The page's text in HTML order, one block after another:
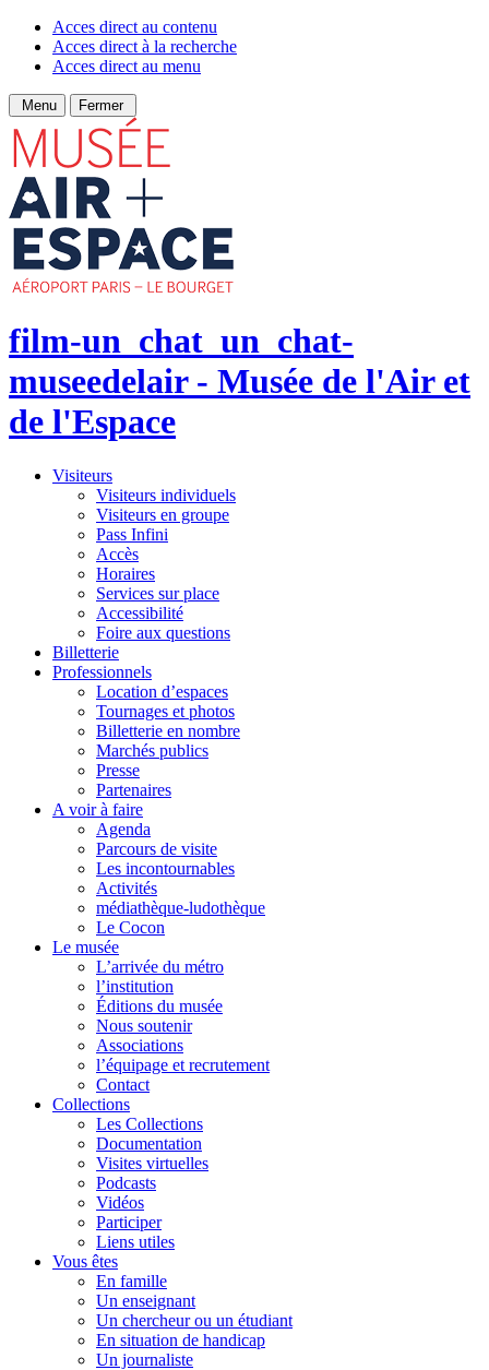
Acces direct au contenu
Acces direct à la recherche
Acces direct au menu
Menu Fermer
film-un_chat_un_chat-
museedelair - Musée de l'Air et
de l'Espace
Visiteurs
Visiteurs individuels
Visiteurs en groupe
Pass Infini
Accès
Horaires
Services sur place
Accessibilité
Foire aux questions
Billetterie
Professionnels
Location d’espaces
Tournages et photos
Billetterie en nombre
Marchés publics
Presse
Partenaires
A voir à faire
Agenda
Parcours de visite
Les incontournables
Activités
médiathèque-ludothèque
Le Cocon
Le musée
L’arrivée du métro
l’institution
Éditions du musée
Nous soutenir
Associations
l’équipage et recrutement
Contact
Collections
Les Collections
Documentation
Visites virtuelles
Podcasts
Vidéos
Participer
Liens utiles
Vous êtes
En famille
Un enseignant
Un chercheur ou un étudiant
En situation de handicap
Un journaliste